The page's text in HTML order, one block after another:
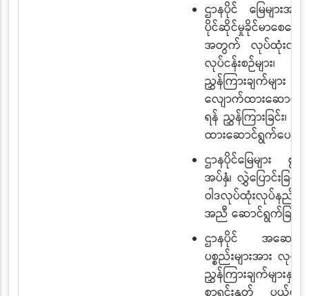
ဌာနပိုင် မြေများအာ
ပိုင်ဆိုင်မှုခိုင်မာစေရေး
အတွက် လုပ်ထုံးလုပ်န
လုပ်ငန်းစဉ်များ၊
ညွှန်ကြားချက်များ
လျောက်ထားဆောင်
ရန် ညွှန်ကြားခြင်း၊ လ
ထားဆောင်ရွက်ပေးခြ
ဌာနပိုင်မြေများ စွ
အပ်နှံ၊ လွှဲပြောင်းခြင်းမ
ဝါဒလုပ်ထုံးလုပ်နည်းမျ
အညီ ဆောင်ရွက်ခြင်း
ဌာနပိုင် အဆောက်
ပစ္စည်းများအား လုပ်င
ညွှန်ကြားချက်များနှ